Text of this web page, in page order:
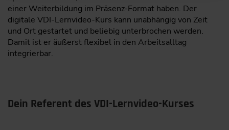
einer Weiterbildung im Präsenz-Format haben. Der
digitale VDI-Lernvideo-Kurs kann unabhängig von Zeit
und Ort gestartet und beliebig unterbrochen werden.
Damit ist er äußerst flexibel in den Arbeitsalltag
integrierbar.
Dein Referent des VDI-Lernvideo-Kurses